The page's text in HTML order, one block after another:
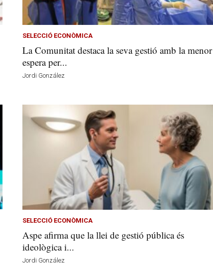
SELECCIÓ ECONÒMICA
La Comunitat destaca la seva gestió amb la menor
espera per...
Jordi González
SELECCIÓ ECONÒMICA
Aspe afirma que la llei de gestió pública és
ideològica i...
Jordi González